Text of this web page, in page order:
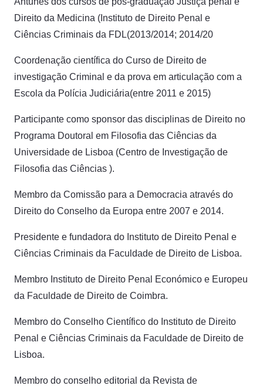
Direito da Medicina (Instituto de Direito Penal e
Ciências Criminais da FDL(2013/2014; 2014/20
Coordenação científica do Curso de Direito de
investigação Criminal e da prova em articulação com a
Escola da Polícia Judiciária(entre 2011 e 2015)
Participante como sponsor das disciplinas de Direito no
Programa Doutoral em Filosofia das Ciências da
Universidade de Lisboa (Centro de Investigação de
Filosofia das Ciências ).
Membro da Comissão para a Democracia através do
Direito do Conselho da Europa entre 2007 e 2014.
Presidente e fundadora do Instituto de Direito Penal e
Ciências Criminais da Faculdade de Direito de Lisboa.
Membro Instituto de Direito Penal Económico e Europeu
da Faculdade de Direito de Coimbra.
Membro do Conselho Científico do Instituto de Direito
Penal e Ciências Criminais da Faculdade de Direito de
Lisboa.
Membro do conselho editorial da Revista de